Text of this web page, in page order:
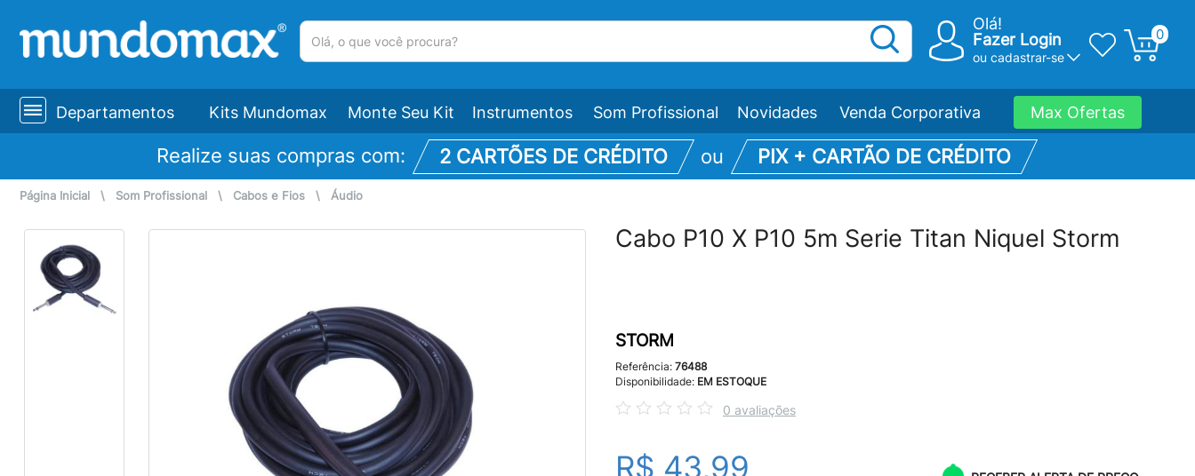
Olá!
Fazer Login
ou cadastrar-se
0
Departamentos Kits Mundomax Monte Seu Kit Instrumentos Som Profissional Novidades Venda Corporativa Max Ofertas
Realize suas compras com: 2 CARTÕES DE CRÉDITO ou PIX + CARTÃO DE CRÉDITO
Página Inicial \ Som Profissional \ Cabos e Fios \ Áudio
Cabo P10 X P10 5m Serie Titan Niquel Storm
STORM
Referência: 76488
Disponibilidade: EM ESTOQUE
0 avaliações
R$ 43,99